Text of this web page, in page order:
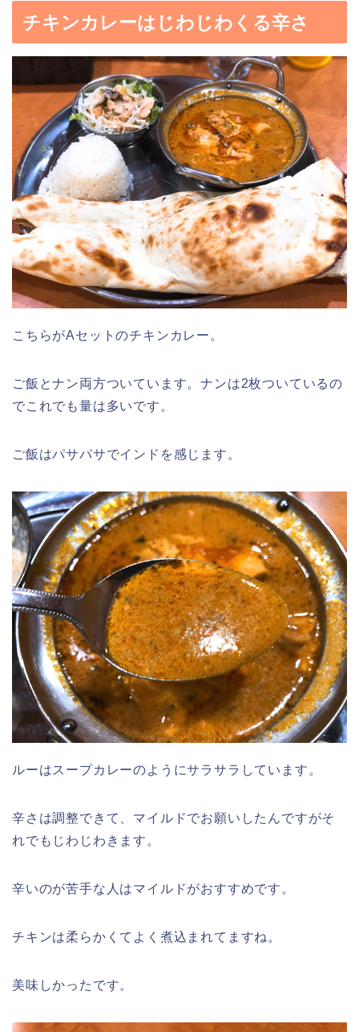
チキンカレーはじわじわくる辛さ
こちらがAセットのチキンカレー。
ご飯とナン両方ついています。ナンは2枚ついているの
でこれでも量は多いです。
ご飯はパサパサでインドを感じます。
ルーはスープカレーのようにサラサラしています。
辛さは調整できて、マイルドでお願いしたんですがそ
れでもじわじわきます。
辛いのが苦手な人はマイルドがおすすめです。
チキンは柔らかくてよく煮込まれてますね。
美味しかったです。